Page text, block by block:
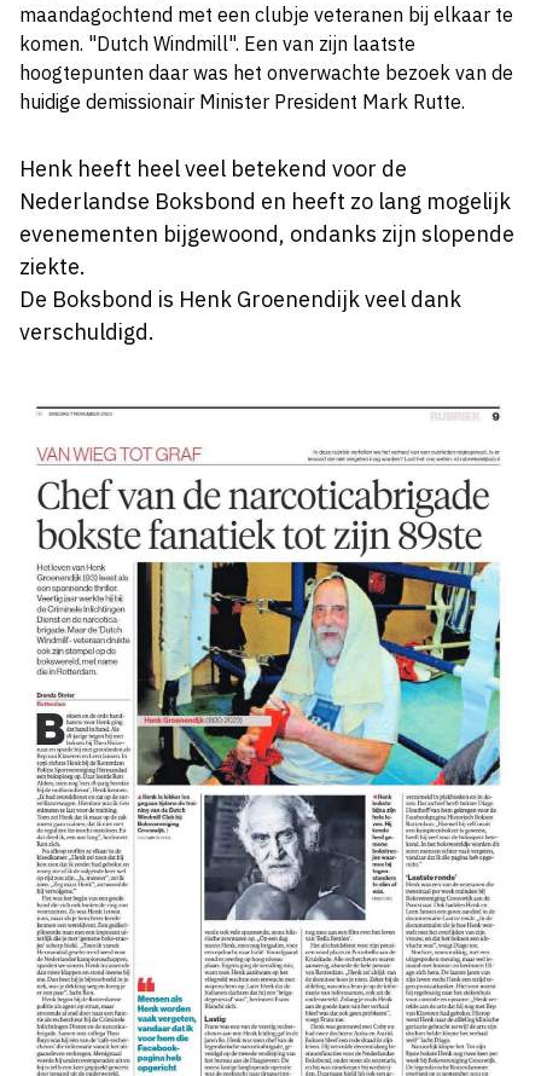
maandagochtend met een clubje veteranen bij elkaar te
komen. "Dutch Windmill". Een van zijn laatste
hoogtepunten daar was het onverwachte bezoek van de
huidige demissionair Minister President Mark Rutte.
Henk heeft heel veel betekend voor de
Nederlandse Boksbond en heeft zo lang mogelijk
evenementen bijgewoond, ondanks zijn slopende
ziekte.
De Boksbond is Henk Groenendijk veel dank
verschuldigd.